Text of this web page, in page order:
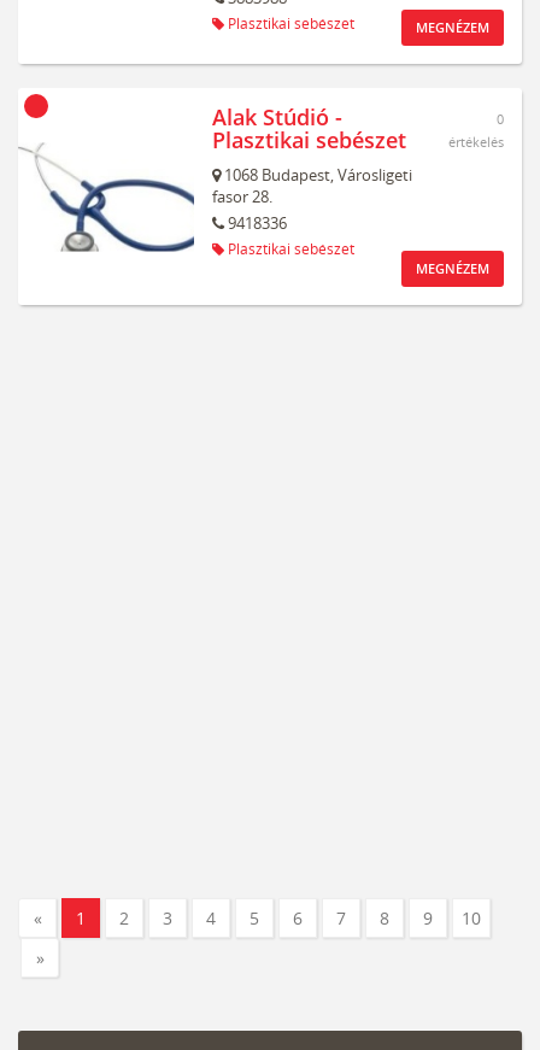
Plasztikai sebészet MEGNÉZEM
Alak Stúdió -
Plasztikai sebészet
1068 Budapest,Városligeti
fasor 28.
9418336
Plasztikai sebészet
0
értékelés
MEGNÉZEM
« 1 2 3 4 5 6 7 8 9
10
»